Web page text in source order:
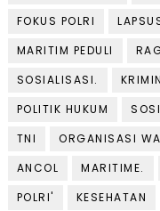
FOKUS POLRI
MARITIM PEDULI
SOSIALISASI.
POLITIK HUKUM
TNI
ORGANISASI
ANCOL
MARITIME.
POLRI'
KESEHATAN